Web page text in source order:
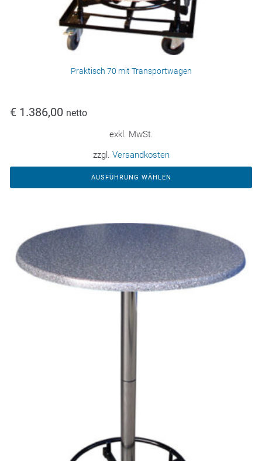
Praktisch 70 mit Transportwagen
€ 1.386,00 netto
exkl. MwSt.
zzgl. Versandkosten
AUSFÜHRUNG WÄHLEN